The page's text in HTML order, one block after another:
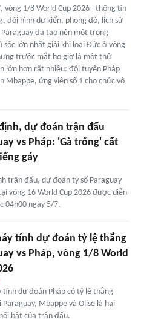
vòng 1/8 World Cup 2026 - thông tin
đội hình dự kiến, phong độ, lịch sử
đã tạo nên một trong
sốc lớn nhất giải khi loại Đức ở vòng
trước mắt họ giờ là một thử
lớn hơn rất nhiều: đội tuyển Pháp
Mbappe, ứng viên số 1 cho chức vô
dự đoán trận đấu
vs Pháp: 'Gà trống' cất
gáy
trận đấu, dự đoán tỷ số Paraguay
vòng 16 World Cup 2026 được diễn
04h00 ngày 5/7.
tính dự đoán tỷ lệ thắng
vs Pháp, vòng 1/8 World
tính dự đoán Pháp có tỷ lệ thắng
Mbappe và Olise là hai
bật của trận đấu.